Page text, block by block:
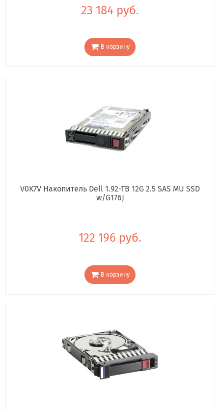
23 184 руб.
В корзину
V0K7V Накопитель Dell 1.92-TB 12G 2.5 SAS MU SSD
w/G176J
122 196 руб.
В корзину